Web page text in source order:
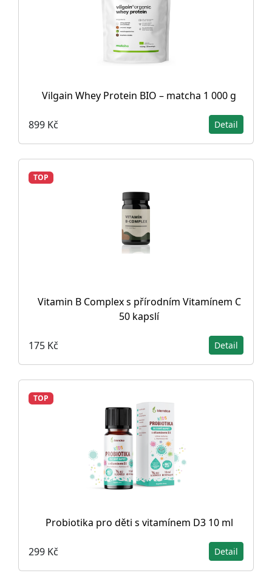
Vilgain Whey Protein BIO – matcha 1 000 g
899 Kč Detail
TOP
Vitamin B Complex s přírodním Vitamínem C
50 kapslí
175 Kč Detail
TOP
Probiotika pro děti s vitamínem D3 10 ml
299 Kč Detail